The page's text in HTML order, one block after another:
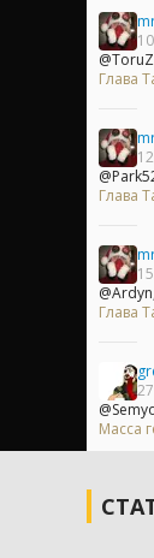
Глава
Глава
Глава
Масса